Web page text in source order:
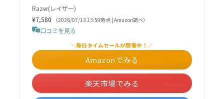
Razer(レイザー)
¥7,580
（2026/07/13 13:59時点 | Amazon調べ）
口コミを見る
＼毎日タイムセールが開催中！／
Amazonでみる
楽天市場でみる